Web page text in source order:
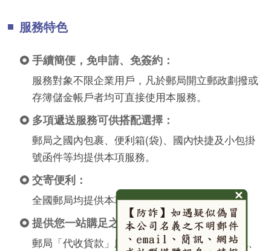
服務特色
手續簡便，免申請、免簽約：
服務對象不限企業用戶，凡於郵局開立郵政劃撥或
存簿儲金帳戶者均可直接使用本服務。
多項遞送服務可供搭配選擇：
郵局之國內包裹、便利箱(袋)、國內快捷及小包掛
號函件等均提供本項服務。
交寄便利：
全國郵局均提供本項服務。
提供您一站購足之完整服務：
郵局「代收貨款」服務結合郵局安全便捷的物流、